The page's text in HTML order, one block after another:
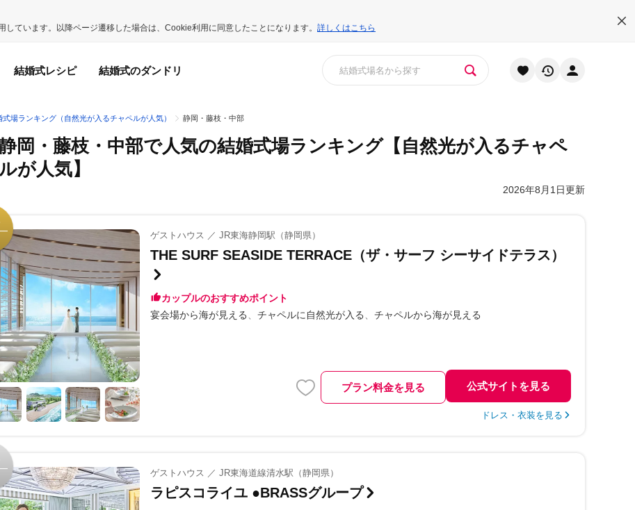
ています。以降ページ遷移した場合は、Cookie利用に同意したことになります。 詳しくはこちら
結婚式レシピ 結婚式のダンドリ
式場ランキング（自然光が入るチャペルが人気） 静岡・藤枝・中部
岡・藤枝・中部で人気の結婚式場ランキング【自然光が入るチャペ
が人気】
2026年8月1日更新
ゲストハウス ／ JR東海静岡駅（静岡県）
THE SURF SEASIDE TERRACE（ザ・サーフ シーサイドテラス）
カップルのおすすめポイント
宴会場から海が見える
チャペルに自然光が入る チャペルから海が見える
プラン料金を見る 公式サイトを見る
ドレス・衣装を見る
ゲストハウス ／ JR東海道線清水駅（静岡県）
ラピスコライユ ●BRASSグループ